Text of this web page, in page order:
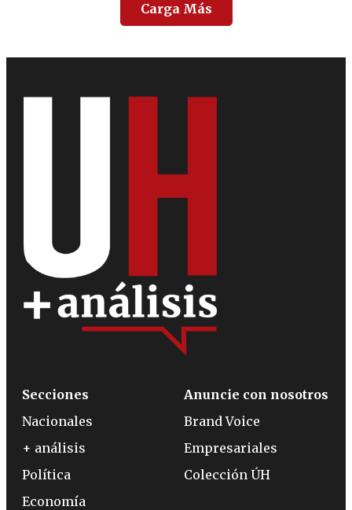
Carga Más
Secciones
Nacionales
+ análisis
Política
Economía
Anuncie con nosotros
Brand Voice
Empresariales
Colección ÚH